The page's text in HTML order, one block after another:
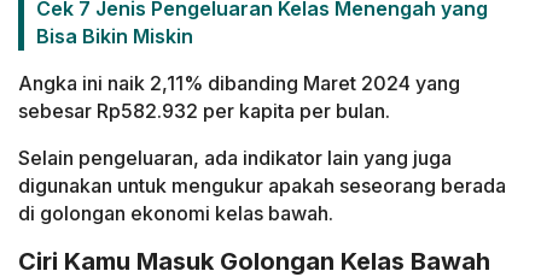
Cek 7 Jenis Pengeluaran Kelas Menengah yang
Bisa Bikin Miskin
Angka ini naik 2,11% dibanding Maret 2024 yang
sebesar Rp582.932 per kapita per bulan.
Selain pengeluaran, ada indikator lain yang juga
digunakan untuk mengukur apakah seseorang berada
di golongan ekonomi kelas bawah.
Ciri Kamu Masuk Golongan Kelas Bawah